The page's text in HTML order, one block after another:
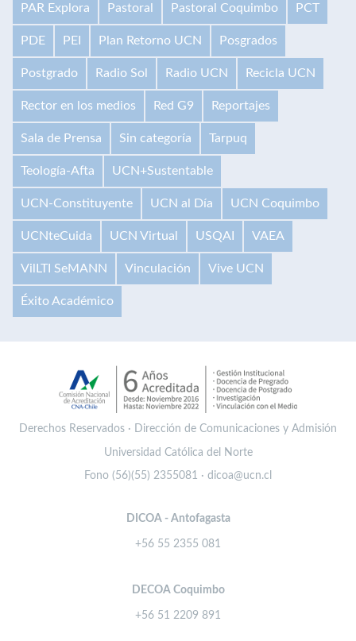
PAR Explora Pastoral Pastoral Coquimbo PCT
PDE PEI Plan Retorno UCN Posgrados
Postgrado Radio Sol Radio UCN Recicla UCN
Rector en los medios Red G9 Reportajes
Sala de Prensa Sin categoría Tarpuq
Teología-Afta UCN+Sustentable
UCN-Constituyente UCN al Día UCN Coquimbo
UCNteCuida UCN Virtual USQAI VAEA
VilLTI SeMANN Vinculación Vive UCN
Éxito Académico
Derechos Reservados · Dirección de Comunicaciones y Admisión
Universidad Católica del Norte
Fono (56)(55) 2355081 · dicoa@ucn.cl
DICOA - Antofagasta
+56 55 2355 081
DECOA Coquimbo
+56 51 2209 891